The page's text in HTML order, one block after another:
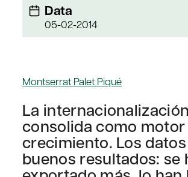
Data
05-02-2014
Montserrat Palet Piqué
La
consolida como motor
crecimiento. Los
buenos resultados: se